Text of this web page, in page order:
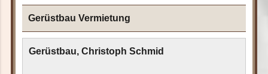
Gerüstbau Vermietung
Gerüstbau, Christoph Schmid